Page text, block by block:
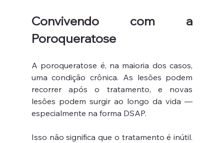
Convivendo com a
Poroqueratose
A poroqueratose é, na maioria dos casos,
uma condição crônica. As lesões podem
recorrer após o tratamento, e novas
lesões podem surgir ao longo da vida —
especialmente na forma DSAP.
Isso não significa que o tratamento é inútil.